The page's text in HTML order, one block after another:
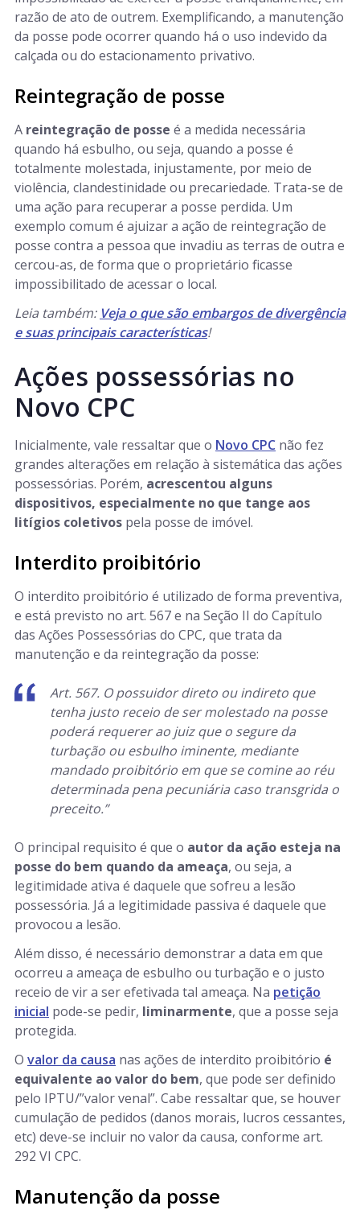
razão de ato de outrem. Exemplificando, a manutenção
da posse pode ocorrer quando há o uso indevido da
calçada ou do estacionamento privativo.
Reintegração de posse
A reintegração de posse é a medida necessária
quando há esbulho, ou seja, quando a posse é
totalmente molestada, injustamente, por meio de
violência, clandestinidade ou precariedade. Trata-se de
uma ação para recuperar a posse perdida. Um
exemplo comum é ajuizar a ação de reintegração de
posse contra a pessoa que invadiu as terras de outra e
cercou-as, de forma que o proprietário ficasse
impossibilitado de acessar o local.
Leia também: Veja o que são embargos de divergência
e suas principais características!
Ações possessórias no
Novo CPC
Inicialmente, vale ressaltar que o Novo CPC não fez
grandes alterações em relação à sistemática das ações
possessórias. Porém, acrescentou alguns
dispositivos, especialmente no que tange aos
litígios coletivos pela posse de imóvel.
Interdito proibitório
O interdito proibitório é utilizado de forma preventiva,
e está previsto no art. 567 e na Seção II do Capítulo
das Ações Possessórias do CPC, que trata da
manutenção e da reintegração da posse:
Art. 567. O possuidor direto ou indireto que
tenha justo receio de ser molestado na posse
poderá requerer ao juiz que o segure da
turbação ou esbulho iminente, mediante
mandado proibitório em que se comine ao réu
determinada pena pecuniária caso transgrida o
preceito.”
O principal requisito é que o autor da ação esteja na
posse do bem quando da ameaça, ou seja, a
legitimidade ativa é daquele que sofreu a lesão
possessória. Já a legitimidade passiva é daquele que
provocou a lesão.
Além disso, é necessário demonstrar a data em que
ocorreu a ameaça de esbulho ou turbação e o justo
receio de vir a ser efetivada tal ameaça. Na petição
inicial pode-se pedir, liminarmente, que a posse seja
protegida.
O valor da causa nas ações de interdito proibitório é
equivalente ao valor do bem, que pode ser definido
pelo IPTU/”valor venal”. Cabe ressaltar que, se houver
cumulação de pedidos (danos morais, lucros cessantes,
etc) deve-se incluir no valor da causa, conforme art.
292 VI CPC.
Manutenção da posse